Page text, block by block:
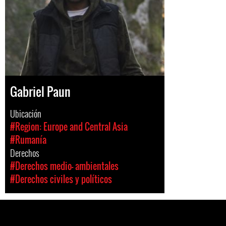
Gabriel Paun
Ubicación
#Region: Europe and Central Asia
#Rumanía
Derechos
#Derechos medio- ambientales
#Derechos civiles y políticos